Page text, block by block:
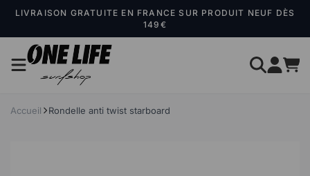
LIVRAISON GRATUITE EN FRANCE SUR PRODUIT NEUF DÈS
149€
Accueil Rondelle anti twist starboard